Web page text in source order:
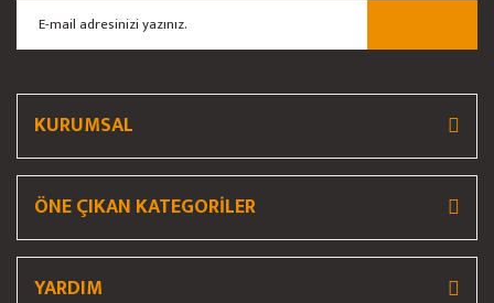
KURUMSAL
ÖNE ÇIKAN KATEGORİLER
YARDIM